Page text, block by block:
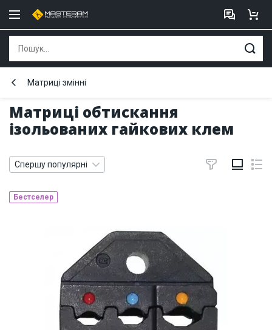
Матриці обтискання
ізольованих гайкових клем
Матриці змінні
Спершу популярні
Бестселер